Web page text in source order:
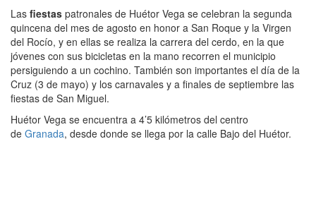
Las fiestas patronales de Huétor Vega se celebran la segunda
quincena del mes de agosto en honor a San Roque y la Virgen
del Rocío, y en ellas se realiza la carrera del cerdo, en la que
jóvenes con sus bicicletas en la mano recorren el municipio
persiguiendo a un cochino. También son importantes el día de la
Cruz (3 de mayo) y los carnavales y a finales de septiembre las
fiestas de San Miguel.
Huétor Vega se encuentra a 4’5 kilómetros del centro
de Granada, desde donde se llega por la calle Bajo del Huétor.